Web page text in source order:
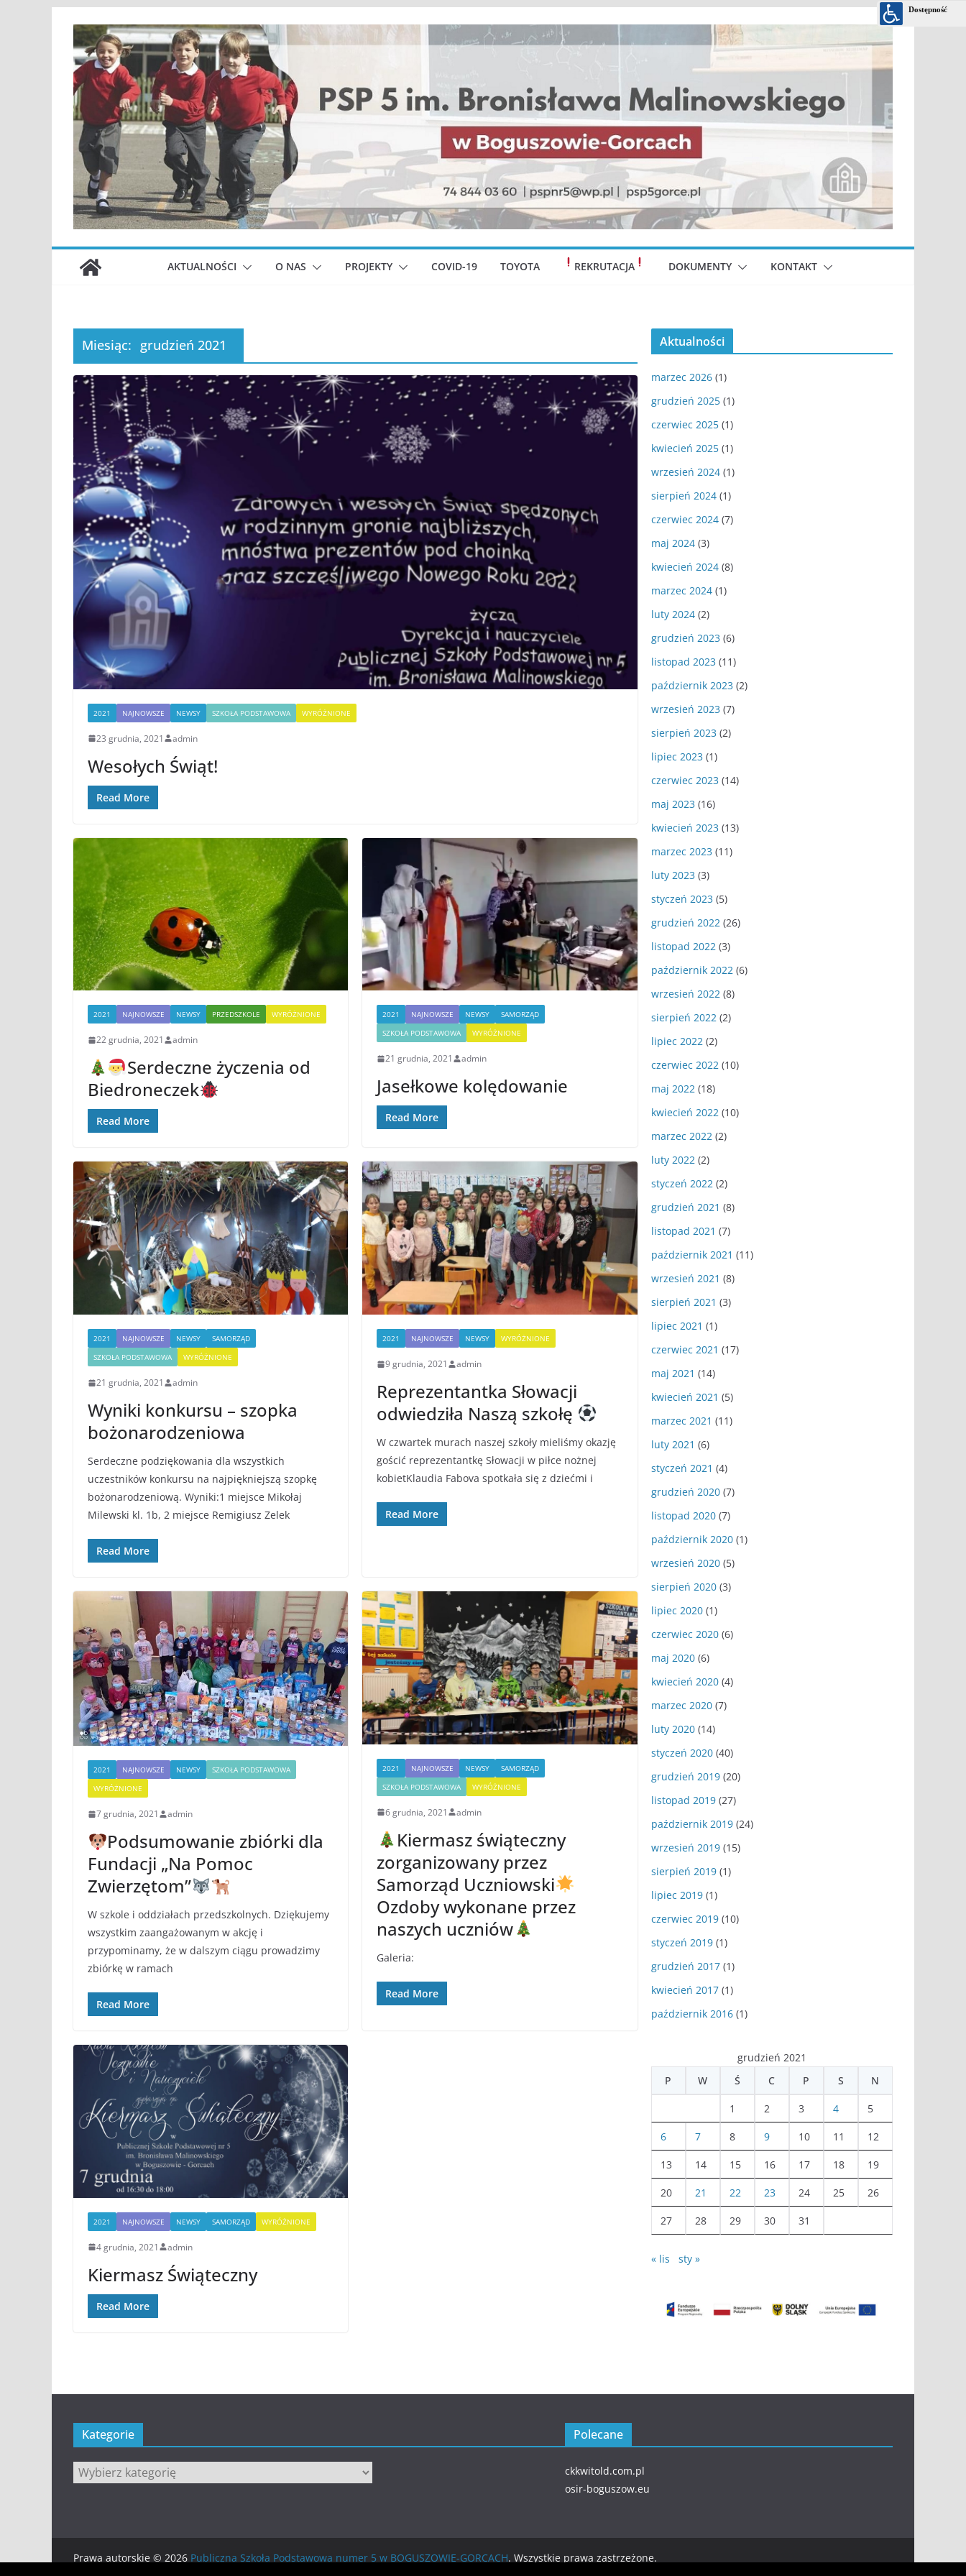
AKTUALNOŚCI O NAS PROJEKTY COVID-19 TOYOTA REKRUTACJA DOKUMENTY KONTAKT
Miesiąc: grudzień 2021
2021 NAJNOWSZE NEWSY SZKOŁA PODSTAWOWA WYRÓŻNIONE
23 grudnia, 2021 admin
Wesołych Świąt!
Read More
2021 NAJNOWSZE NEWSY PRZEDSZKOLE WYRÓŻNIONE
22 grudnia, 2021 admin
Serdeczne życzenia od
Biedroneczek
Read More
2021 NAJNOWSZE NEWSY
SAMORZĄD
SZKOŁA PODSTAWOWA
WYRÓŻNIONE
21 grudnia, 2021 admin
Jasełkowe kolędowanie
Read More
2021 NAJNOWSZE NEWSY
SAMORZĄD
SZKOŁA PODSTAWOWA
WYRÓŻNIONE
21 grudnia, 2021 admin
Wyniki konkursu – szopka
bożonarodzeniowa
Serdeczne podziękowania dla wszystkich
uczestników konkursu na najpiękniejszą szopkę
bożonarodzeniową. Wyniki:1 miejsce Mikołaj
Milewski kl. 1b, 2 miejsce Remigiusz Zelek
Read More
2021 NAJNOWSZE NEWSY WYRÓŻNIONE
9 grudnia, 2021 admin
Reprezentantka Słowacji
odwiedziła Naszą szkołę
W czwartek murach naszej szkoły mieliśmy okazję
gościć reprezentantkę Słowacji w piłce nożnej
kobietKlaudia Fabova spotkała się z dziećmi i
Read More
2021 NAJNOWSZE NEWSY
SZKOŁA PODSTAWOWA
WYRÓŻNIONE
7 grudnia, 2021 admin
Podsumowanie zbiórki dla
Fundacji „Na Pomoc
Zwierzętom”
W szkole i oddziałach przedszkolnych. Dziękujemy
wszystkim zaangażowanym w akcję i
przypominamy, że w dalszym ciągu prowadzimy
zbiórkę w ramach
Read More
2021 NAJNOWSZE NEWSY
SAMORZĄD
SZKOŁA PODSTAWOWA
WYRÓŻNIONE
6 grudnia, 2021 admin
Kiermasz świąteczny
zorganizowany przez
Samorząd Uczniowski
Ozdoby wykonane przez
naszych uczniów
Galeria:
Read More
2021 NAJNOWSZE NEWSY SAMORZĄD WYRÓŻNIONE
4 grudnia, 2021 admin
Kiermasz Świąteczny
Read More
Aktualności
marzec 2026(1)
grudzień 2025(1)
czerwiec 2025(1)
kwiecień 2025(1)
wrzesień 2024(1)
sierpień 2024(1)
czerwiec 2024(7)
maj 2024(3)
kwiecień 2024(8)
marzec 2024(1)
luty 2024(2)
grudzień 2023 (6)
listopad 2023 (11)
październik 2023 (2)
wrzesień 2023 (7)
sierpień 2023 (2)
lipiec 2023 (1)
czerwiec 2023 (14)
maj 2023 (16)
kwiecień 2023 (13)
marzec 2023 (11)
luty 2023 (3)
styczeń 2023 (5)
grudzień 2022(26)
listopad 2022(3)
październik 2022(6)
wrzesień 2022(8)
sierpień 2022(2)
lipiec 2022(2)
czerwiec 2022(10)
maj 2022(18)
kwiecień 2022(10)
marzec 2022(2)
luty 2022(2)
styczeń 2022(2)
grudzień 2021 (8)
listopad 2021 (7)
październik 2021 (11)
wrzesień 2021 (8)
sierpień 2021 (3)
lipiec 2021 (1)
czerwiec 2021 (17)
maj 2021 (14)
kwiecień 2021 (5)
marzec 2021 (11)
luty 2021 (6)
styczeń 2021 (4)
grudzień 2020(7)
listopad 2020(7)
październik 2020(1)
wrzesień 2020(5)
sierpień 2020(3)
lipiec 2020(1)
czerwiec 2020(6)
maj 2020(6)
kwiecień 2020(4)
marzec 2020(7)
luty 2020(14)
styczeń 2020(40)
grudzień 2019(20)
listopad 2019(27)
październik 2019(24)
wrzesień 2019(15)
sierpień 2019(1)
lipiec 2019(1)
czerwiec 2019(10)
styczeń 2019(1)
grudzień 2017(1)
kwiecień 2017(1)
październik 2016(1)
grudzień 2021
P
W Ś C P S N
1 2 3 4 5
6 7 8 9 10 11 12
13 14 15 16 17 18 19
20 21 22 23 24 25 26
27 28 29 30 31
« lis sty »
Kategorie
Kategorie
Polecane
ckkwitold.com.pl
osir-boguszow.eu
Prawa autorskie © 2026 Publiczna Szkoła Podstawowa numer 5 w BOGUSZOWIE-GORCACH. Wszystkie prawa zastrzeżone.